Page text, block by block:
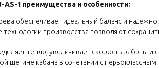
AS-1 преимущества и особенности:
обеспечивает идеальный баланс и надежно
производства позволяют
тепло, увеличивает скорость работы и
щетине кабана в сочетании с